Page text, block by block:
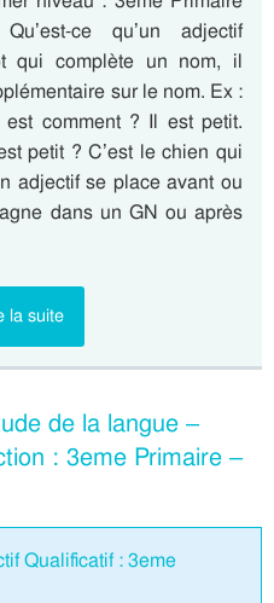
ce qu’un adjectif
qui complète un nom, il
sur le nom. Ex :
comment ? Il est petit.
petit ? C’est le chien qui
adjectif se place avant ou
dans un GN ou après
la suite
de la langue –
: 3eme Primaire –
Qualificatif : 3eme